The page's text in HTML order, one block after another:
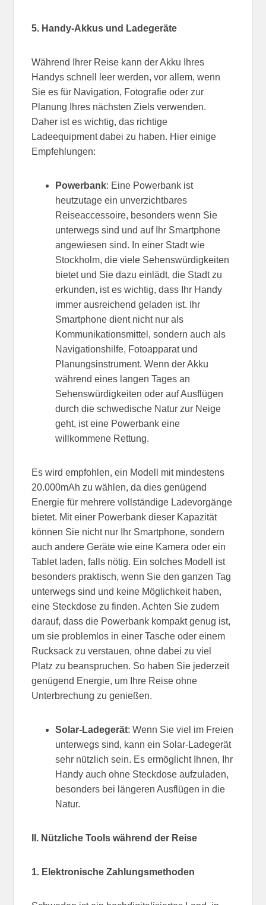
5. Handy-Akkus und Ladegeräte
Während Ihrer Reise kann der Akku Ihres
Handys schnell leer werden, vor allem, wenn
Sie es für Navigation, Fotografie oder zur
Planung Ihres nächsten Ziels verwenden.
Daher ist es wichtig, das richtige
Ladeequipment dabei zu haben. Hier einige
Empfehlungen:
Powerbank: Eine Powerbank ist
heutzutage ein unverzichtbares
Reiseaccessoire, besonders wenn Sie
unterwegs sind und auf Ihr Smartphone
angewiesen sind. In einer Stadt wie
Stockholm, die viele Sehenswürdigkeiten
bietet und Sie dazu einlädt, die Stadt zu
erkunden, ist es wichtig, dass Ihr Handy
immer ausreichend geladen ist. Ihr
Smartphone dient nicht nur als
Kommunikationsmittel, sondern auch als
Navigationshilfe, Fotoapparat und
Planungsinstrument. Wenn der Akku
während eines langen Tages an
Sehenswürdigkeiten oder auf Ausflügen
durch die schwedische Natur zur Neige
geht, ist eine Powerbank eine
willkommene Rettung.
Es wird empfohlen, ein Modell mit mindestens
20.000mAh zu wählen, da dies genügend
Energie für mehrere vollständige Ladevorgänge
bietet. Mit einer Powerbank dieser Kapazität
können Sie nicht nur Ihr Smartphone, sondern
auch andere Geräte wie eine Kamera oder ein
Tablet laden, falls nötig. Ein solches Modell ist
besonders praktisch, wenn Sie den ganzen Tag
unterwegs sind und keine Möglichkeit haben,
eine Steckdose zu finden. Achten Sie zudem
darauf, dass die Powerbank kompakt genug ist,
um sie problemlos in einer Tasche oder einem
Rucksack zu verstauen, ohne dabei zu viel
Platz zu beanspruchen. So haben Sie jederzeit
genügend Energie, um Ihre Reise ohne
Unterbrechung zu genießen.
Solar-Ladegerät: Wenn Sie viel im Freien
unterwegs sind, kann ein Solar-Ladegerät
sehr nützlich sein. Es ermöglicht Ihnen, Ihr
Handy auch ohne Steckdose aufzuladen,
besonders bei längeren Ausflügen in die
Natur.
II. Nützliche Tools während der Reise
1. Elektronische Zahlungsmethoden